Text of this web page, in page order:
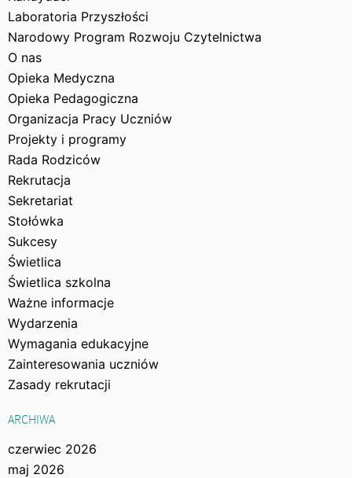
Laboratoria Przyszłości
Narodowy Program Rozwoju Czytelnictwa
O nas
Opieka Medyczna
Opieka Pedagogiczna
Organizacja Pracy Uczniów
Projekty i programy
Rada Rodziców
Rekrutacja
Sekretariat
Stołówka
Sukcesy
Świetlica
Świetlica szkolna
Ważne informacje
Wydarzenia
Wymagania edukacyjne
Zainteresowania uczniów
Zasady rekrutacji
ARCHIWA
czerwiec 2026
maj 2026